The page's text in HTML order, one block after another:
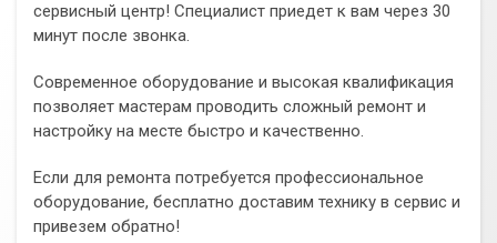
сервисный центр! Специалист приедет к вам через 30
минут после звонка.
Современное оборудование и высокая квалификация
позволяет мастерам проводить сложный ремонт и
настройку на месте быстро и качественно.
Если для ремонта потребуется профессиональное
оборудование, бесплатно доставим технику в сервис и
привезем обратно!